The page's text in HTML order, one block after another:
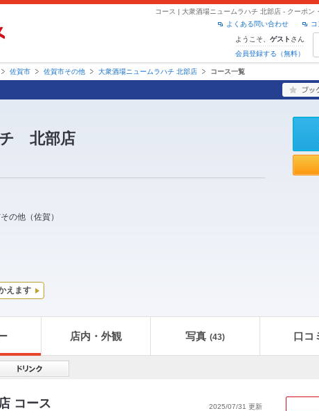
コース | 大衆酒場ニュームラハチ 北部店 - クーポン
よくある問い合わせ
ようこそ、 ゲスト さん
会員登録する（無料）
佐賀市 佐賀市その他 大衆酒場ニュームラハチ 北部店 コース一覧
チ 北部店
の他 （佐賀）
えます
店内・外観 写真 (43) 口コ
コース 2025/07/31 更新